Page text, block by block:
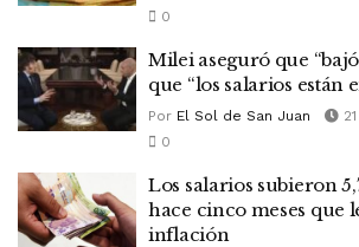
0
Milei aseguró que
que “los salarios están
Por El Sol de San Juan
0
Los salarios subieron
hace cinco meses que
inflación